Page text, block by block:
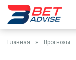
Главная » Прогнозы